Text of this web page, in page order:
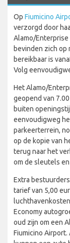
Op Fiumicino
verzorgd door
Alamo/
bevinden zich op
bereikbaar is
Volg
Het Alamo/
geopend van
buiten
eenvoudigweg
parkeerterrein,
op de kopie van
terug naar het
om de sleutels
Extra
tarief van 5,00
Economy
oud zijn om een
Fiumicino